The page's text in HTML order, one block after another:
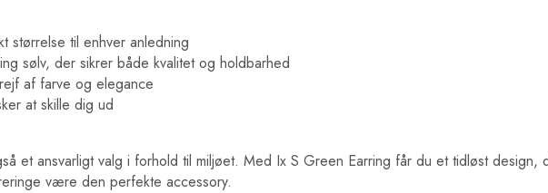
til enhver anledning
sølv, der sikrer både kvalitet og holdbarhed
af farve og elegance
at skille dig ud
et ansvarligt valg i forhold til miljøet. Med Ix S Green Earring får du et tidløst design,
være den perfekte accessory.